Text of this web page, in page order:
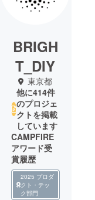
BRIGH
T_DIY
東京都
他に414件
のプロジェ
クトを掲載
しています
CAMPFIRE
アワード受
賞履歴
2025 プロダ
クト・テッ
ク部門